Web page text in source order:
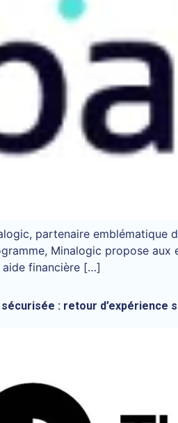
partenaire emblématique
Minalogic propose
financière […]
: retour d’expérience